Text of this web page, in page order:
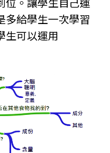
位。讓學生自己運
多給學生一次學習
生可以運用